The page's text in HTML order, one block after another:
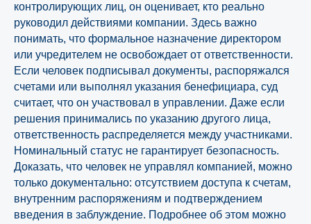
контролирующих лиц, он оценивает, кто реально
руководил действиями компании. Здесь важно
понимать, что формальное назначение директором
или учредителем не освобождает от ответственности.
Если человек подписывал документы, распоряжался
счетами или выполнял указания бенефициара, суд
считает, что он участвовал в управлении. Даже если
решения принимались по указанию другого лица,
ответственность распределяется между участниками.
Номинальный статус не гарантирует безопасность.
Доказать, что человек не управлял компанией, можно
только документально: отсутствием доступа к счетам,
внутренним распоряжениям и подтверждением
введения в заблуждение. Подробнее об этом можно